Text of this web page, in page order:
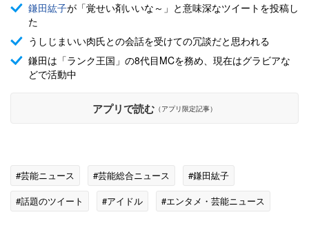
鎌田紘子が「覚せい剤いいな～」と意味深なツイートを投稿し
た
うしじまいい肉氏との会話を受けての冗談だと思われる
鎌田は「ランク王国」の8代目MCを務め、現在はグラビアな
どで活動中
アプリで読む （アプリ限定記事）
#芸能ニュース #芸能総合ニュース
#鎌田紘子
#話題のツイート
#アイドル #エンタメ・芸能ニュース